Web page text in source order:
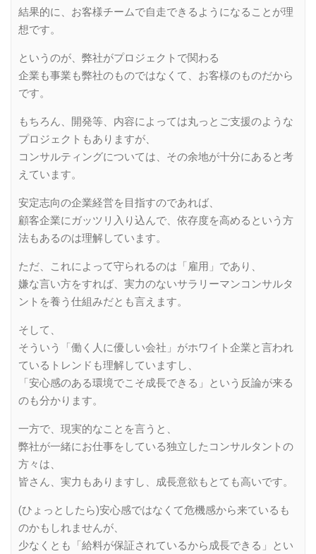
結果的に、お客様チームで自走できるようになることが理
想です。
というのが、弊社がプロジェクトで関わる
企業も事業も弊社のものではなくて、お客様のものだから
です。
もちろん、開発等、内容によっては丸っとご支援のような
プロジェクトもありますが、
コンサルティングについては、その余地が十分にあると考
えています。
安定志向の企業経営を目指すのであれば、
顧客企業にガッツリ入り込んで、依存度を高めるという方
法もあるのは理解しています。
ただ、これによって守られるのは「雇用」であり、
嫌な言い方をすれば、実力のないサラリーマンコンサルタ
ントを養う仕組みだとも言えます。
そして、
そういう「働く人に優しい会社」がホワイト企業と言われ
ているトレンドも理解していますし、
「安心感のある環境でこそ成長できる」という反論が来る
のも分かります。
一方で、現実的なことを言うと、
弊社が一緒にお仕事をしている独立したコンサルタントの
方々は、
皆さん、実力もありますし、成長意欲もとても高いです。
(ひょっとしたら)安心感ではなくて危機感から来ているも
のかもしれませんが、
少なくとも「給料が保証されているから成長できる」とい